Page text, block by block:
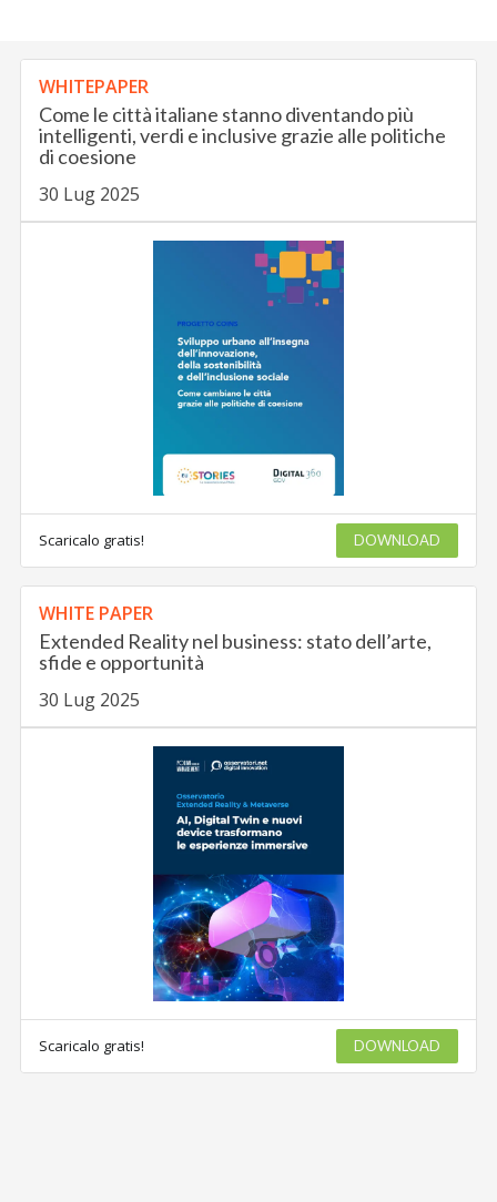
WHITEPAPER
Come le città italiane stanno diventando più
intelligenti, verdi e inclusive grazie alle politiche
di coesione
30 Lug 2025
Scaricalo gratis! DOWNLOAD
WHITE PAPER
Extended Reality nel business: stato dell’arte,
sfide e opportunità
30 Lug 2025
Scaricalo gratis! DOWNLOAD